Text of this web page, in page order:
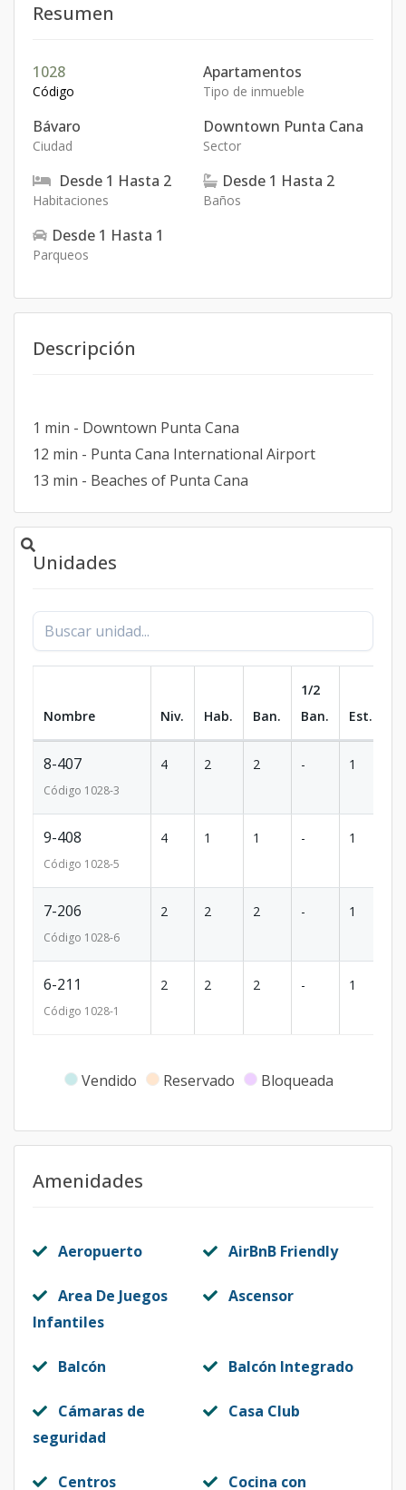
Resumen
1028
Código
Apartamentos
Tipo de inmueble
Bávaro
Ciudad
Downtown Punta Cana
Sector
Desde 1 Hasta 2
Habitaciones
Desde 1 Hasta 2
Baños
Desde 1 Hasta 1
Parqueos
Descripción
1 min - Downtown Punta Cana
12 min - Punta Cana International Airport
13 min - Beaches of Punta Cana
Unidades
Nombre Niv. Hab. Ban.
1/2
Ban.
Est.
8-407
Código 1028-3
4 2 2 - 1
9-408
Código 1028-5
4 1 1 - 1
7-206
Código 1028-6
2 2 2 - 1
6-211
Código 1028-1
2 2 2 - 1
Vendido Reservado Bloqueada
Amenidades
Aeropuerto AirBnB Friendly
Area De Juegos
Infantiles
Ascensor
Balcón Balcón Integrado
Cámaras de
seguridad
Casa Club
Centros Cocina con